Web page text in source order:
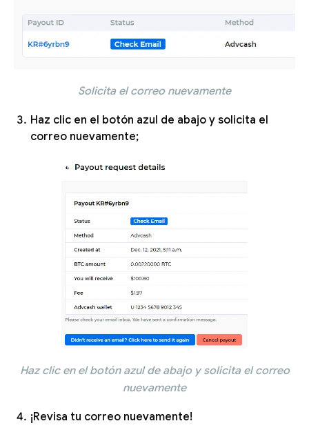
Solicita el correo nuevamente
Haz clic en el botón azul de abajo y solicita el
correo nuevamente;
Haz clic en el botón azul de abajo y solicita el correo
nuevamente
¡Revisa tu correo nuevamente!